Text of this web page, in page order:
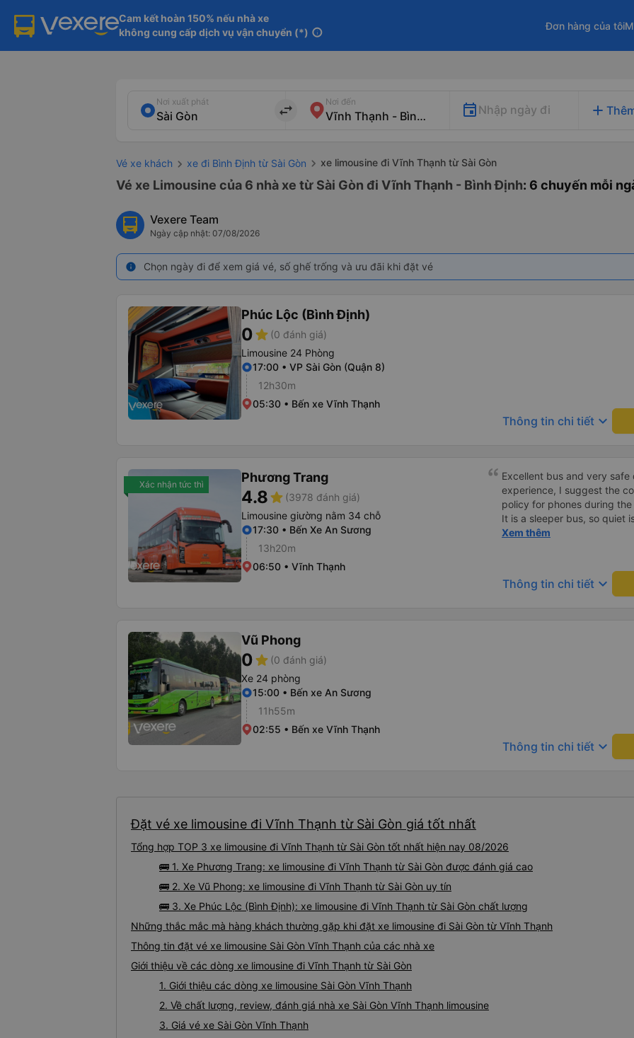
Cam kết hoàn 150% nếu nhà xe
không cung cấp dịch vụ vận chuyển (*) info
Đơn hàng của tôi
Nơi xuất phát
import_export
Nơi đến
Nhập ngày đi add
Vé xe khách xe đi Bình Định từ Sài Gòn xe limousine đi Vĩnh Thạnh từ Sài Gòn
Vé xe Limousine của 6 nhà xe từ Sài Gòn đi Vĩnh Thạnh - Bình Định: 6 chuyến mỗi
Vexere Team
Ngày cập nhật: 07/08/2026
info Chọn ngày đi để xem giá vé, số ghế trống và ưu đãi khi đặt vé
Phúc Lộc (Bình Định)
0star (0 đánh giá)
Limousine 24 Phòng
17:00 • VP Sài Gòn (Quận 8)
12h30m
05:30 • Bến xe Vĩnh Thạnh
Thông tin chi tiết keyboard_arrow_down
Xác nhận tức thì Phương Trang
4.8star (3978 đánh giá)
Limousine giường nằm 34 chỗ
17:30 • Bến Xe An Sương
13h20m
06:50 • Vĩnh Thạnh
Excellent bus and very
experience, I suggest the
policy for phones during
It is a sleeper bus, so quiet
Wi-Fi password clearly
hơn, tôi góp ý nhà xe nên
lặng (tắt âm thanh điện
Xem thêm
Thông tin chi tiết keyboard_arrow_down
Vũ Phong
0star (0 đánh giá)
Xe 24 phòng
15:00 • Bến xe An Sương
11h55m
02:55 • Bến xe Vĩnh Thạnh
Thông tin chi tiết keyboard_arrow_down
Đặt vé xe limousine đi Vĩnh Thạnh từ Sài Gòn giá tốt nhất
Tổng hợp TOP 3 xe limousine đi Vĩnh Thạnh từ Sài Gòn tốt nhất hiện nay 08/2026
🚌 1. Xe Phương Trang: xe limousine đi Vĩnh Thạnh từ Sài Gòn được đánh giá cao
🚌 2. Xe Vũ Phong: xe limousine đi Vĩnh Thạnh từ Sài Gòn uy tín
🚌 3. Xe Phúc Lộc (Bình Định): xe limousine đi Vĩnh Thạnh từ Sài Gòn chất lượng
Những thắc mắc mà hàng khách thường gặp khi đặt xe limousine đi Sài Gòn từ Vĩnh Thạnh
Thông tin đặt vé xe limousine Sài Gòn Vĩnh Thạnh của các nhà xe
Giới thiệu về các dòng xe limousine đi Vĩnh Thạnh từ Sài Gòn
1. Giới thiệu các dòng xe limousine Sài Gòn Vĩnh Thạnh
2. Về chất lượng, review, đánh giá nhà xe Sài Gòn Vĩnh Thạnh limousine
3. Giá vé xe Sài Gòn Vĩnh Thạnh